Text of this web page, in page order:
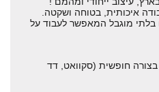
איכותית, בטוחה ושקטה.
בלתי מוגבל המאפשר לעבוד על
חופשית (סקוואט, דד